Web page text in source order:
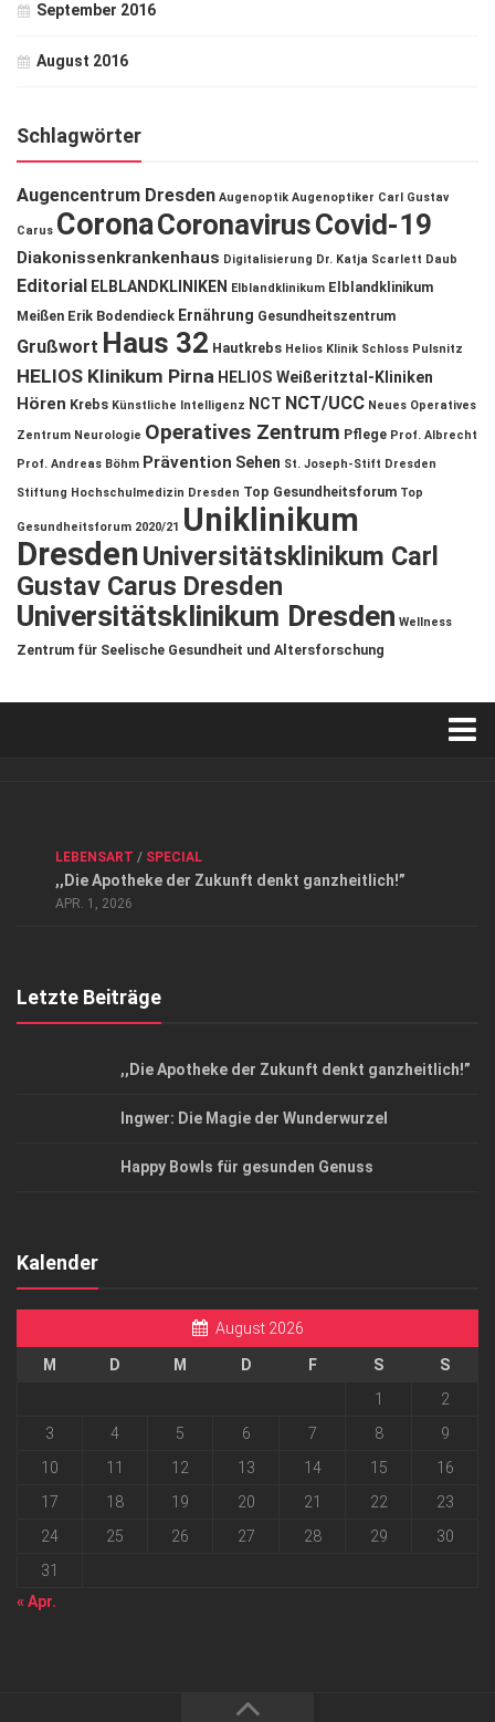
September 2016
August 2016
Schlagwörter
Augencentrum Dresden Augenoptik Augenoptiker Carl Gustav
Carus CoronaCoronavirusCovid-19
Diakonissenkrankenhaus Digitalisierung Dr. Katja Scarlett Daub
Editorial ELBLANDKLINIKEN Elblandklinikum Elblandklinikum
Meißen Erik Bodendieck Ernährung Gesundheitszentrum
Grußwort Haus 32 Hautkrebs Helios Klinik Schloss Pulsnitz
HELIOS Klinikum Pirna HELIOS Weißeritztal-Kliniken
Hören Krebs Künstliche Intelligenz NCT NCT/UCC Neues Operatives
Zentrum Neurologie Operatives Zentrum Pflege Prof. Albrecht
Prof. Andreas Böhm Prävention Sehen St. Joseph-Stift Dresden
Stiftung Hochschulmedizin Dresden Top Gesundheitsforum Top
Gesundheitsforum 2020/21 Uniklinikum
DresdenUniversitätsklinikum Carl
Gustav Carus Dresden
Universitätsklinikum Dresden Wellness
Zentrum für Seelische Gesundheit und Altersforschung
Datenschutzerklärung
Top Magazin Dresden / Ostsachsen
LEBENSART / SPECIAL
,,Die Apotheke der Zukunft denkt ganzheitlich!”
APR. 1, 2026
Letzte Beiträge
,,Die Apotheke der Zukunft denkt ganzheitlich!”
Ingwer: Die Magie der Wunderwurzel
Happy Bowls für gesunden Genuss
Kalender
August 2026
M D M D F S
S
1
2
3
4 5 6 7 8
9
10
11 12 13 14 15
16
17
18 19 20 21 22
23
24
25 26 27 28 29
30
31
« Apr.